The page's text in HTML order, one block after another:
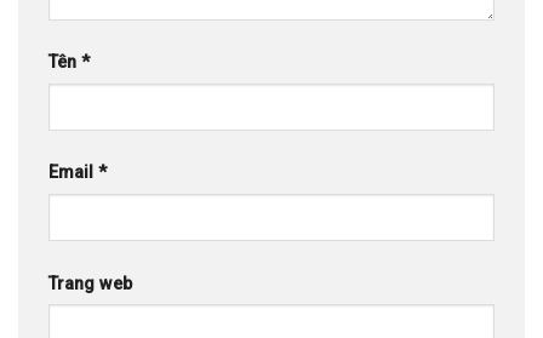
Tên *
Email *
Trang web